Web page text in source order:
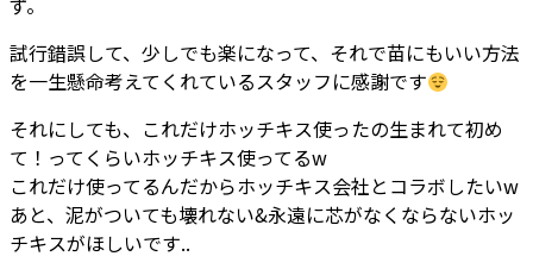
試行錯誤して、少しでも楽になって、それで苗にもいい方法
を一生懸命考えてくれているスタッフに感謝です
それにしても、これだけホッチキス使ったの生まれて初め
て！ってくらいホッチキス使ってるw
これだけ使ってるんだからホッチキス会社とコラボしたいw
あと、泥がついても壊れない&永遠に芯がなくならないホッ
チキスがほしいです..